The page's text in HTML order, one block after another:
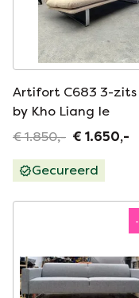
Artifort C683 3-zits
by Kho Liang Ie
€ 1.850,- € 1.650,-
Gecureerd
-